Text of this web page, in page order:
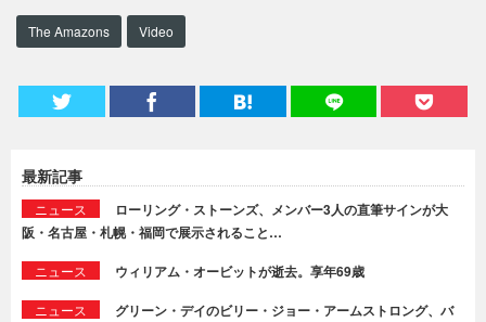
The Amazons Video
最新記事
ニュース
ローリング・ストーンズ、メンバー3人の直筆サインが大
阪・名古屋・札幌・福岡で展示されること…
ニュース ウィリアム・オービットが逝去。享年69歳
ニュース
グリーン・デイのビリー・ジョー・アームストロング、バ